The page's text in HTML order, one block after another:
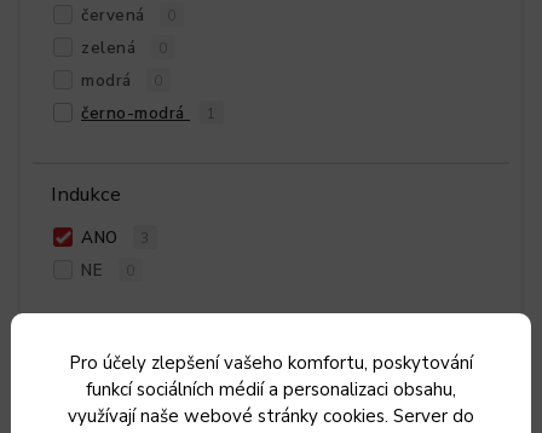
Pro účely zlepšení vašeho komfortu, poskytování
funkcí sociálních médií a personalizaci obsahu,
využívají naše webové stránky cookies. Server do
červená
zelená
modrá
černo-modrá 1
Indukce
ANO 3
NE